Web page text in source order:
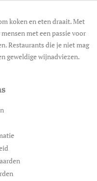
koken en eten draait. Met
met een passie voor
Restaurants die je niet mag
geweldige wijnadviezen.